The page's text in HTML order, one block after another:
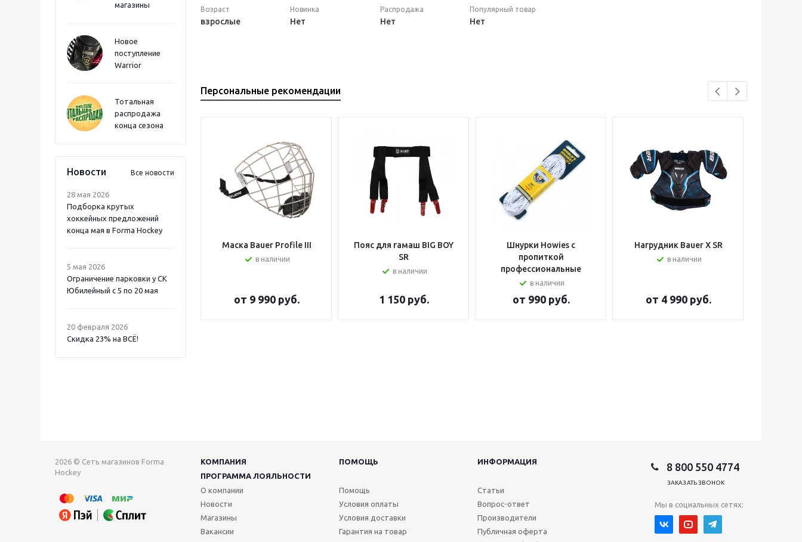
магазины
Новое
поступление
Warrior
Тотальная
распродажа
конца сезона
Новости Все новости
28 мая 2026
Подборка крутых
хоккейных предложений
конца мая в Forma Hockey
5 мая 2026
Ограничение парковки у СК
Юбилейный с 5 по 20 мая
20 февраля 2026
Скидка 23% на ВСË!
Возраст
взрослые
Новинка
Нет
Распродажа
Нет
Популярный товар
Нет
Персональные рекомендации
Маска Bauer Profile III
в наличии
от 9 990 руб.
Пояс для гамаш BIG BOY
SR
в наличии
1 150руб.
Шнурки Howies с
пропиткой
профессиональные
в наличии
от 990 руб.
Нагрудник Bauer X SR
в наличии
от 4 990 руб.
2026 © Сеть магазинов Forma
Hockey
КОМПАНИЯ ПОМОЩЬ
ИНФОРМАЦИЯ
ПРОГРАММА ЛОЯЛЬНОСТИ
О компании
Новости
Магазины
Вакансии
Помощь
Условия оплаты
Условия доставки
Гарантия на товар
Статьи
Вопрос-ответ
Производители
Публичная оферта
8 800 550 4774
ЗАКАЗАТЬ ЗВОНОК
Мы в социальных сетях: